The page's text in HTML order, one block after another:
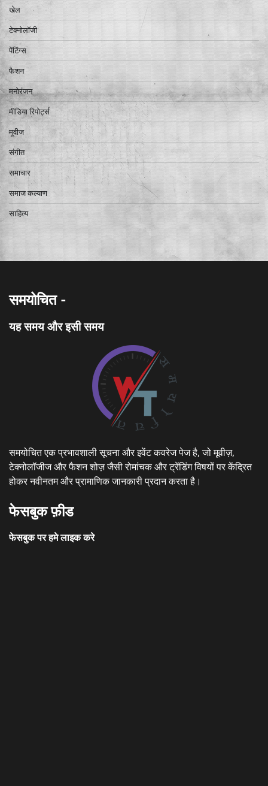
खेल
टेक्नोलॉजी
पेंटिंग्स
फैशन
मनोरंजन
मीडिया रिपोर्ट्स
मूवीज
संगीत
समाचार
समाज कल्याण
साहित्य
समयोचित -
यह समय और इसी समय
समयोचित एक प्रभावशाली सूचना और इवेंट कवरेज पेज है, जो मूवीज़,
टेक्नोलॉजीज और फैशन शोज़ जैसी रोमांचक और ट्रेंडिंग विषयों पर केंद्रित
होकर नवीनतम और प्रामाणिक जानकारी प्रदान करता है।
फेसबुक फ़ीड
फेसबुक पर हमे लाइक करे